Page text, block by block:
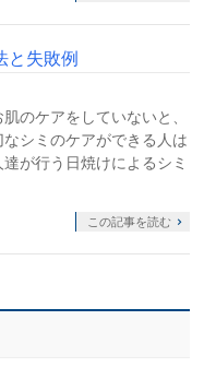
と失敗例
のケアをしていないと、
シミのケアができる人は
が行う日焼けによるシミ
この記事を読む